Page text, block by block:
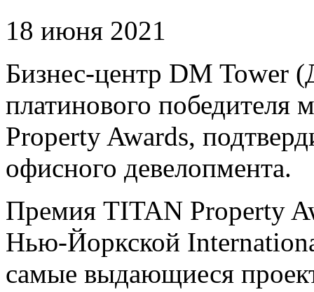
18 июня 2021
Бизнес-центр DM Tower
платинового
Property Awards,
офисного девелопмента.
Премия TITAN Property
Нью-Йоркской
самые выдающиеся